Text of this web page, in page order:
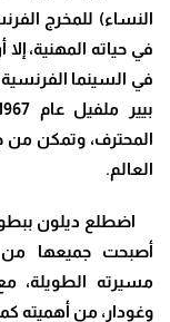
في حياته المهنية،
في السينما
المحترف، وتمكن من
العالم.
أصبحت جميعها من
مسيرته الطويلة،
وغودار، من أهميته